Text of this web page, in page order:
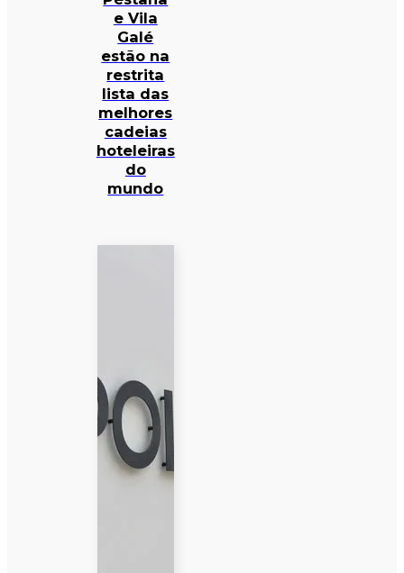
e Vila
Galé
estão na
restrita
lista das
melhores
cadeias
hoteleiras
do
mundo